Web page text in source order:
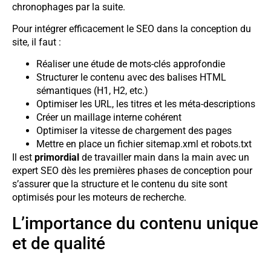
chronophages par la suite.
Pour intégrer efficacement le SEO dans la conception du
site, il faut :
Réaliser une étude de mots-clés approfondie
Structurer le contenu avec des balises HTML
sémantiques (H1, H2, etc.)
Optimiser les URL, les titres et les méta-descriptions
Créer un maillage interne cohérent
Optimiser la vitesse de chargement des pages
Mettre en place un fichier sitemap.xml et robots.txt
Il est primordial de travailler main dans la main avec un
expert SEO dès les premières phases de conception pour
s’assurer que la structure et le contenu du site sont
optimisés pour les moteurs de recherche.
L’importance du contenu unique
et de qualité